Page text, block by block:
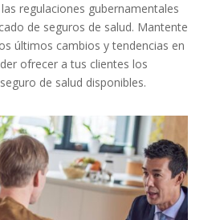
regulaciones gubernamentales
de seguros de salud. Mantente
últimos cambios y tendencias en
ofrecer a tus clientes los
de salud disponibles.